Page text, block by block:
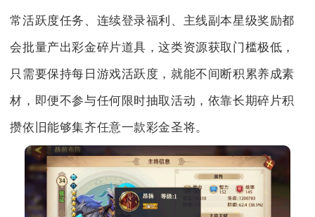
常活跃度任务、连续登录福利、主线副本星级奖励都
会批量产出彩金碎片道具，这类资源获取门槛极低，
只需要保持每日游戏活跃度，就能不间断积累养成素
材，即便不参与任何限时抽取活动，依靠长期碎片积
攒依旧能够集齐任意一款彩金圣将。